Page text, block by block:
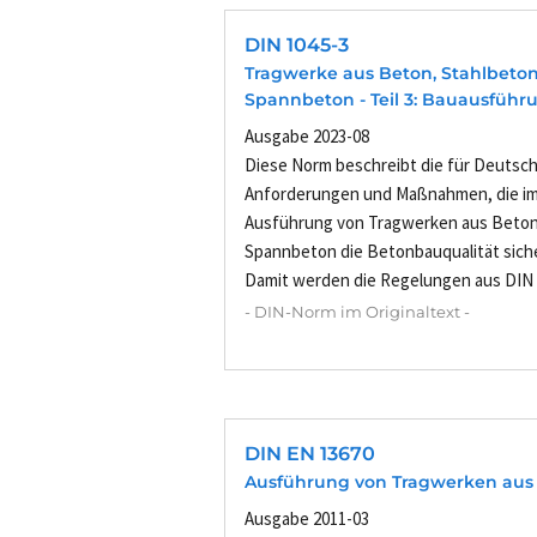
DIN 1045-3
Tragwerke aus Beton,
Spannbeton - Teil 3:
Ausgabe 2023-08
Diese Norm beschreibt die für
Anforderungen und Maßnahmen, die
Ausführung von Tragwerken aus
Spannbeton die Betonbauqualität
Damit werden die Regelungen aus DIN
- DIN-Norm im Originaltext -
DIN EN 13670
Ausführung von Tragwerken
Ausgabe 2011-03